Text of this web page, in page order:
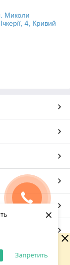
Запретить
×
Миколи
4, Кривий
та